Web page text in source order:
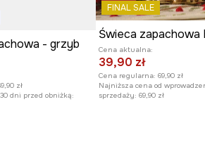
- grzyb
zł
dni przed obniżką:
FINAL SALE
Cena aktualna:
39,90 zł
Cena regularna: 69,90 zł
Najniższa cena od
sprzedaży: 69,90 zł